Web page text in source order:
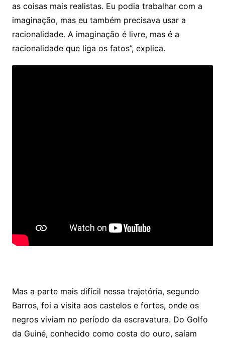
as coisas mais realistas. Eu podia trabalhar com a
imaginação, mas eu também precisava usar a
racionalidade. A imaginação é livre, mas é a
racionalidade que liga os fatos”, explica.
Mas a parte mais difícil nessa trajetória, segundo
Barros, foi a visita aos castelos e fortes, onde os
negros viviam no período da escravatura. Do Golfo
da Guiné, conhecido como costa do ouro, saíam